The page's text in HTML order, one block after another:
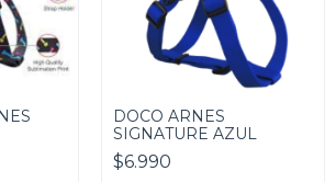
DOCO ARNES
SIGNATURE AZUL
$6.990